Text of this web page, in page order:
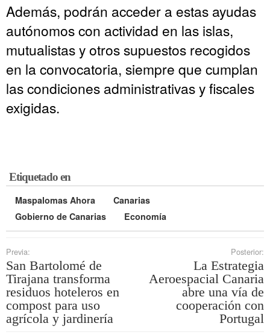
Además, podrán acceder a estas ayudas
autónomos con actividad en las islas,
mutualistas y otros supuestos recogidos
en la convocatoria, siempre que cumplan
las condiciones administrativas y fiscales
exigidas.
Etiquetado en
Maspalomas Ahora
Canarias
Gobierno de Canarias
Economía
Previa:
San Bartolomé de
Tirajana transforma
residuos hoteleros en
compost para uso
agrícola y jardinería
Posterior:
La Estrategia
Aeroespacial Canaria
abre una vía de
cooperación con
Portugal